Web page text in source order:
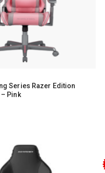
Series Razer Edition
Pink